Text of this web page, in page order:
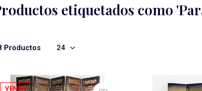
etiquetados como
Productos
VENTA